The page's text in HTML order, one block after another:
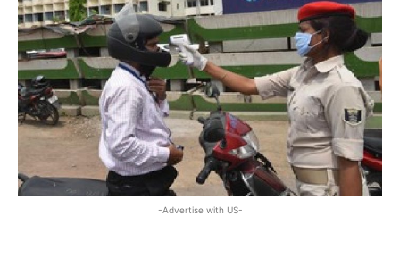
-Advertise with US-